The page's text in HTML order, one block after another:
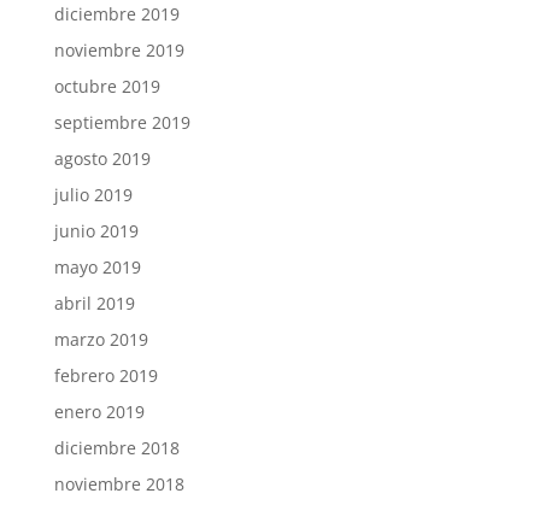
diciembre 2019
noviembre 2019
octubre 2019
septiembre 2019
agosto 2019
julio 2019
junio 2019
mayo 2019
abril 2019
marzo 2019
febrero 2019
enero 2019
diciembre 2018
noviembre 2018